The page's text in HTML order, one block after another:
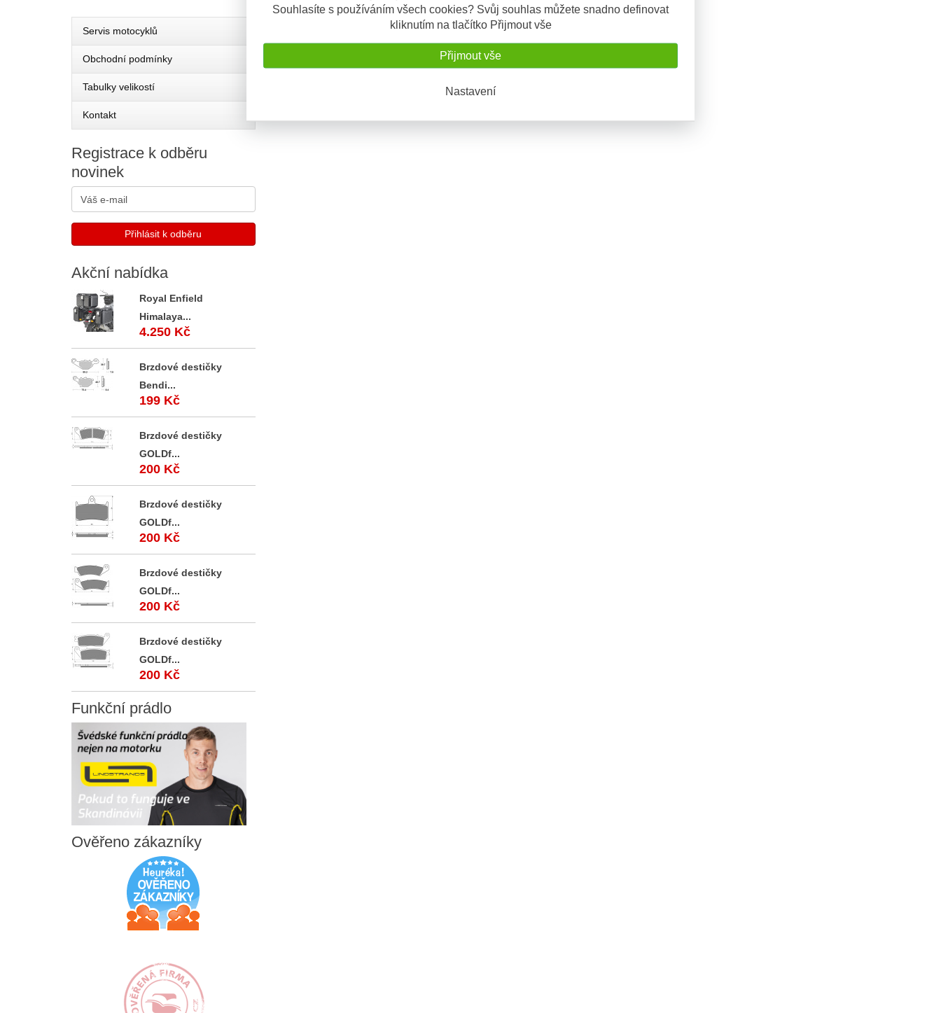
Souhlasíte s používáním všech cookies? Svůj souhlas můžete snadno definovat
kliknutím na tlačítko Přijmout vše
Přijmout vše
Nastavení
Servis motocyklů
Obchodní podmínky
Tabulky velikostí
Kontakt
Registrace k odběru
novinek
Akční nabídka
Royal Enfield
Himalaya...
4.250 Kč
Brzdové destičky
Bendi...
199 Kč
Brzdové destičky
GOLDf...
200 Kč
Brzdové destičky
GOLDf...
200 Kč
Brzdové destičky
GOLDf...
200 Kč
Brzdové destičky
GOLDf...
200 Kč
Funkční prádlo
Ověřeno zákazníky